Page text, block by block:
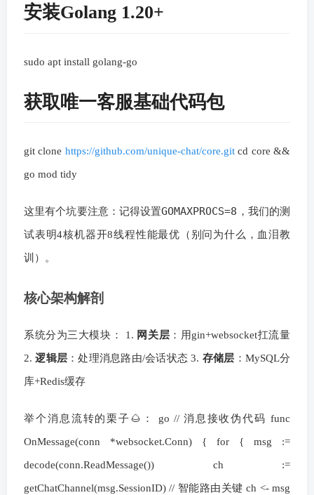
安装Golang 1.20+
sudo apt install golang-go
获取唯一客服基础代码包
git clone https://github.com/unique-chat/core.gitcd core &&
go mod tidy
这里有个坑要注意：记得设置GOMAXPROCS=8 ，我们的测
试表明4核机器开8线程性能最优（别问为什么，血泪教
训）。
核心架构解剖
系统分为三大模块： 1. 网关层 ：用gin+websocket扛流量
2.逻辑层 ：处理消息路由/会话状态 3. 存储层 ：MySQL分
库+Redis缓存
举个消息流转的栗子🌰： go // 消息接收伪代码 func
OnMessage(conn *websocket.Conn) { for { msg :=
decode(conn.ReadMessage()) ch :=
getChatChannel(msg.SessionID) // 智能路由关键 ch <- msg